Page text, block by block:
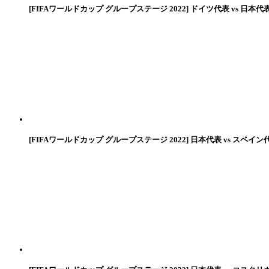
[FIFAワールドカップ グループステージ 2022] ドイツ代表 vs 日本代
[FIFAワールドカップ グループステージ 2022] 日本代表 vs スペイン